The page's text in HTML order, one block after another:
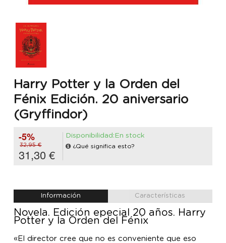
Harry Potter y la Orden del
Fénix Edición. 20 aniversario
(Gryffindor)
-5%
32,95 €
31,30 €
Disponibilidad:En stock
¿Qué significa esto?
Información Características
Novela. Edición epecial 20 años. Harry
Potter y la Orden del Fénix
«El director cree que no es conveniente que eso